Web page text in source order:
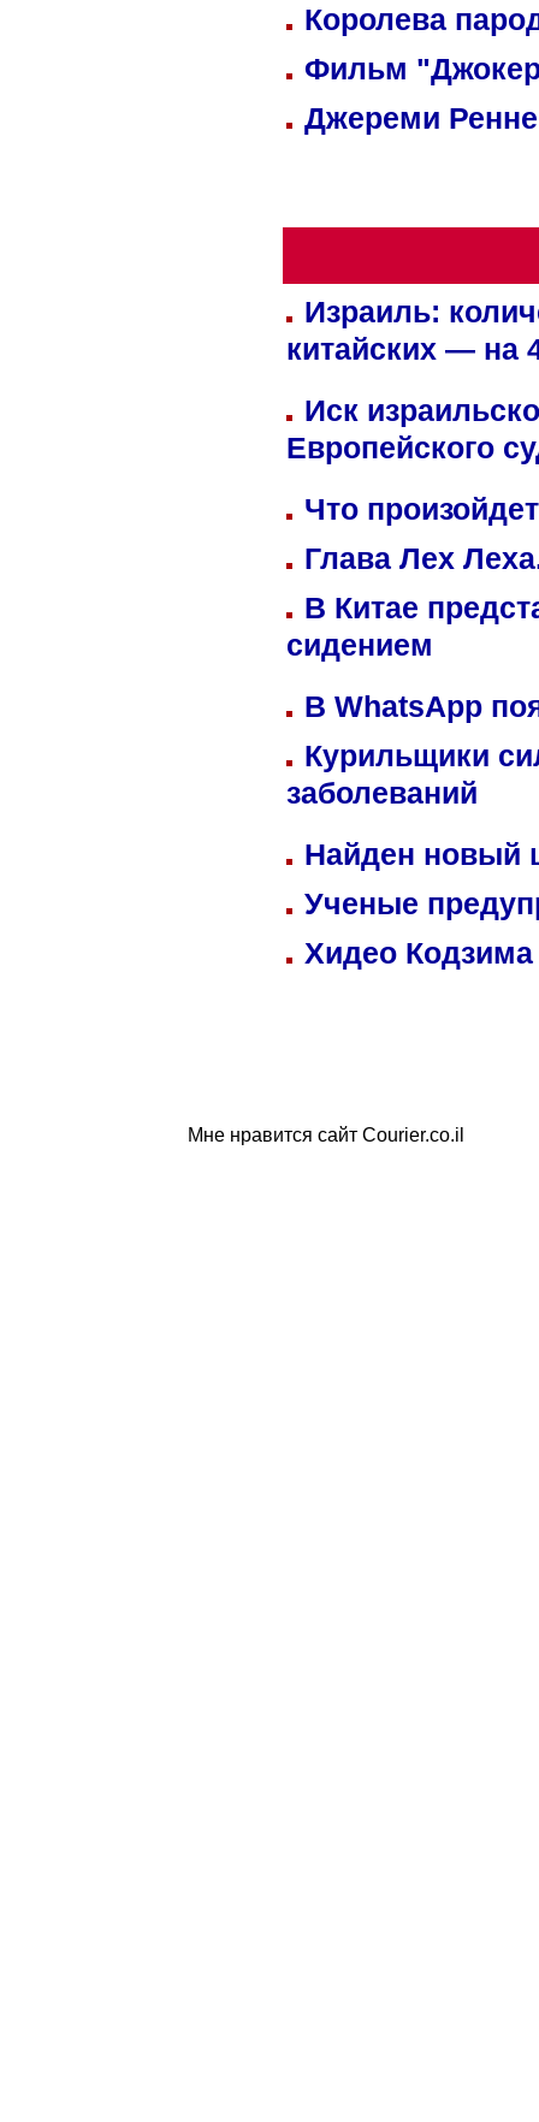
Королева
Фильм
Джереми
Израиль:
китайских — на
Иск
Европейского
Что
Глава Лех
В Китае
сидением
В WhatsApp
Курильщики
заболеваний
Найден
Ученые
Хидео
Мне нравится сайт Courier.co.il